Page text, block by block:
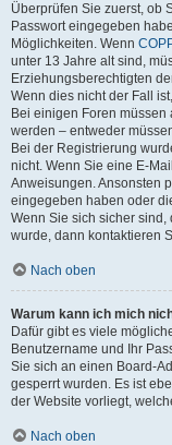
Überprüfen Sie zuerst, ob
Passwort eingegeben
Möglichkeiten. Wenn
unter 13 Jahre alt sind,
Erziehungsberechtigten
Wenn dies nicht der Fall
Bei einigen Foren
werden – entweder
Bei der Registrierung
nicht. Wenn Sie eine E-
Anweisungen. Ansonsten
eingegeben haben oder
Wenn Sie sich sicher
wurde, dann kontaktieren
Nach oben
Warum kann ich mich
Dafür gibt es viele
Benutzername und Ihr
Sie sich an einen Board-
gesperrt wurden. Es ist
der Website vorliegt,
Nach oben